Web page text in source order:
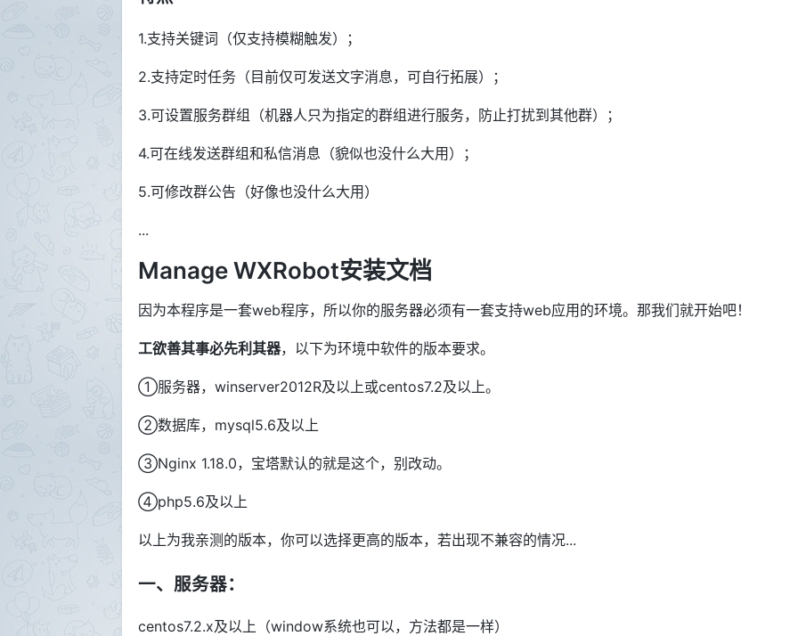
1.支持关键词（仅支持模糊触发）；
2.支持定时任务（目前仅可发送文字消息，可自行拓展）；
3.可设置服务群组（机器人只为指定的群组进行服务，防止打扰到其他群）；
4.可在线发送群组和私信消息（貌似也没什么大用）；
5.可修改群公告（好像也没什么大用）
...
Manage WXRobot安装文档
因为本程序是一套web程序，所以你的服务器必须有一套支持web应用的环境。那我们就开始吧！
工欲善其事必先利其器，以下为环境中软件的版本要求。
①服务器，winserver2012R及以上或centos7.2及以上。
②数据库，mysql5.6及以上
③Nginx 1.18.0，宝塔默认的就是这个，别改动。
④php5.6及以上
以上为我亲测的版本，你可以选择更高的版本，若出现不兼容的情况...
一、服务器：
centos7.2.x及以上（window系统也可以，方法都是一样）